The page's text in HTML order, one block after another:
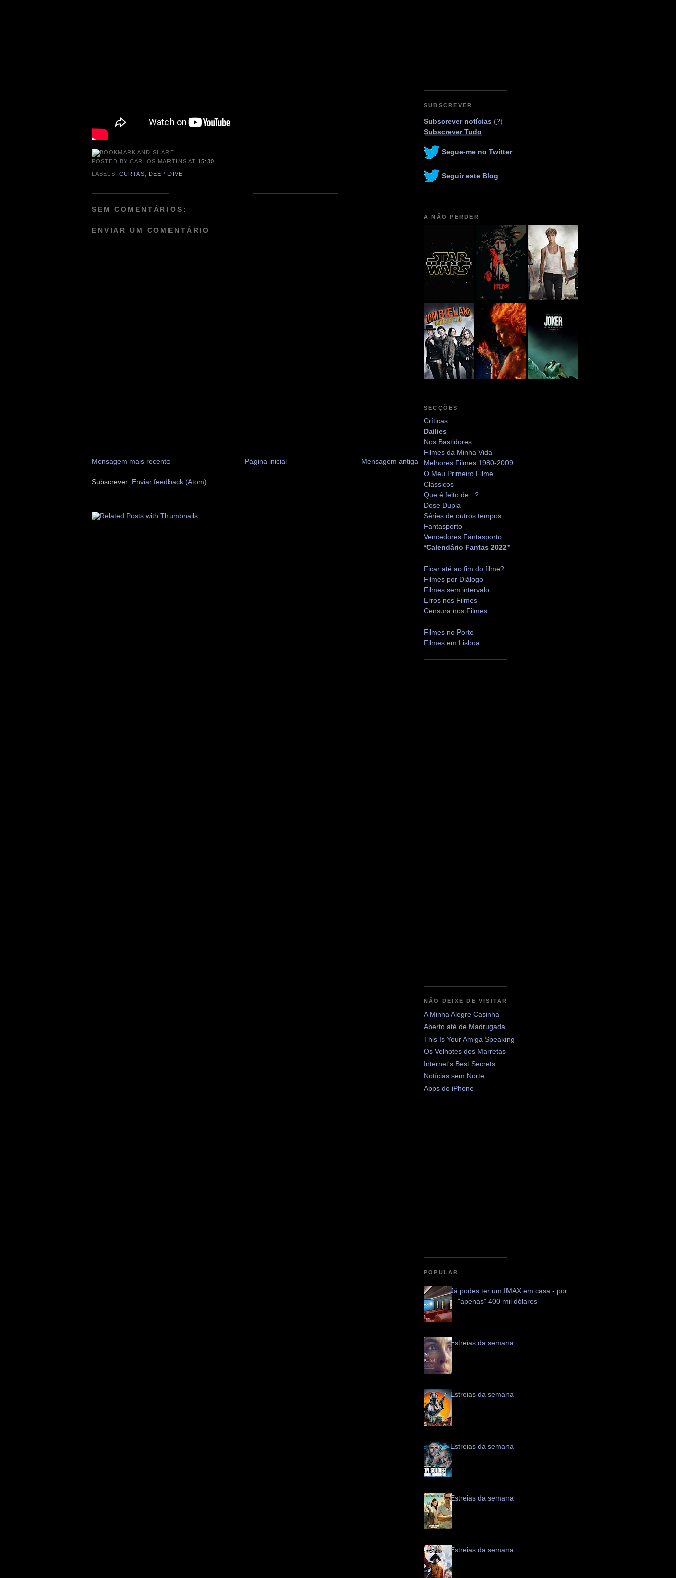
POSTED BYCARLOS MARTINS AT 15:30
LABELS: CURTAS DEEP DIVE
SEM COMENTÁRIOS:
ENVIAR UM COMENTÁRIO
Mensagem mais recente Mensagem antiga
Página inicial
Subscrever: Enviar feedback (Atom)
SUBSCREVER
Subscrever notícias (?)
Subscrever Tudo
Segue-me no Twitter
Seguir este Blog
A NÃO PERDER
SECÇÕES
Críticas
Dailies
Nos Bastidores
Filmes da Minha Vida
Melhores Filmes 1980-2009
O Meu Primeiro Filme
Clássicos
Que é feito de...?
Dose Dupla
Séries de outros tempos
Fantasporto
Vencedores Fantasporto
*Calendário Fantas 2022*
Ficar até ao fim do filme?
Filmes por Diálogo
Filmes sem intervalo
Erros nos Filmes
Censura nos Filmes
Filmes no Porto
Filmes em Lisboa
NÃO DEIXE DE VISITAR
A Minha Alegre Casinha
Aberto até de Madrugada
This Is Your Amiga Speaking
Os Velhotes dos Marretas
Internet's Best Secrets
Notícias sem Norte
Apps do iPhone
POPULAR
Já podes ter um IMAX em casa - por
"apenas" 400 mil dólares
Estreias da semana
Estreias da semana
Estreias da semana
Estreias da semana
Estreias da semana